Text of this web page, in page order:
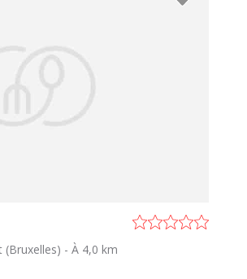
(Bruxelles) - À 4,0 km